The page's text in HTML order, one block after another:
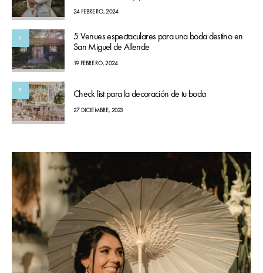
24 FEBRERO, 2024
4
5 Venues espectaculares para una boda destino en
San Miguel de Allende
19 FEBRERO, 2024
5 Check list para la decoración de tu boda
27 DICIEMBRE, 2023